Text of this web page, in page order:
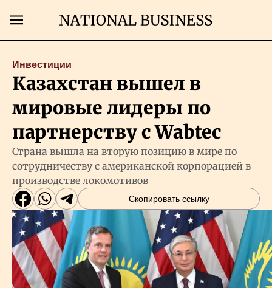
Главная
Экономика
Бизнес
Рынки
Технологии
Власть
Инвестиции
Казахстан вышел в
мировые лидеры по
партнерству с Wabtec
Страна вышла на вторую позицию в мире по
сотрудничеству с американской корпорацией в
производстве локомотивов
Скопировать ссылку